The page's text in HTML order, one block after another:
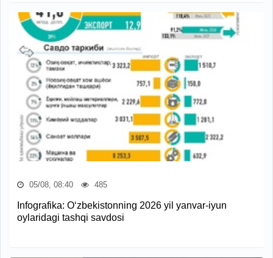
05/08, 08:40 485
Infografika: O‘zbekistonning 2026 yil yanvar-iyun
oylaridagi tashqi savdosi